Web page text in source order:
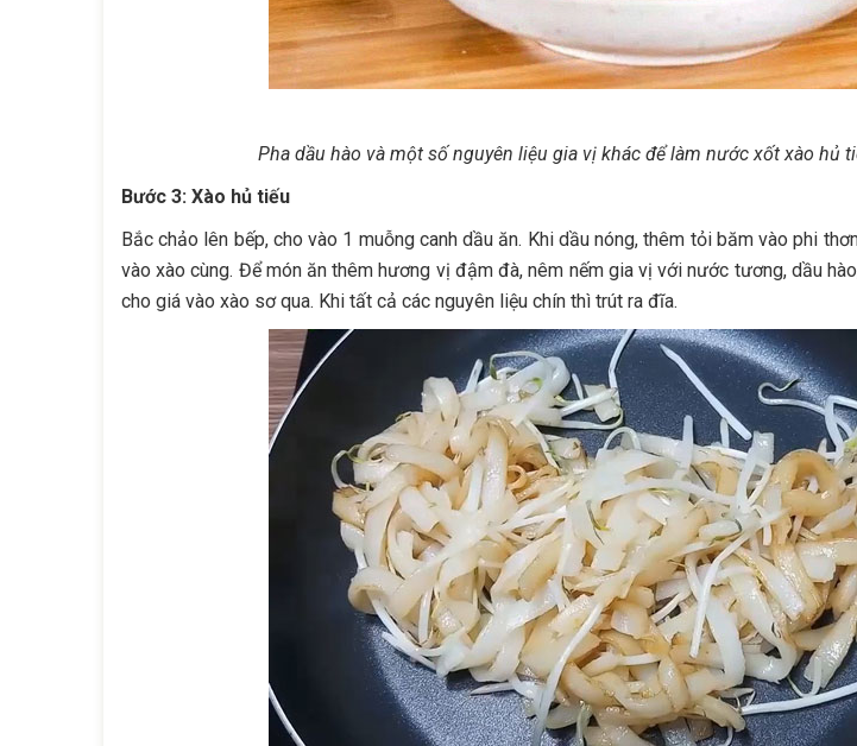
Pha dầu hào và một số nguyên liệu gia vị khác để làm nước xốt xào hủ
Bước 3: Xào hủ tiếu
Bắc chảo lên bếp, cho vào 1 muỗng canh dầu ăn. Khi dầu nóng, thêm tỏi băm vào phi
vào xào cùng. Để món ăn thêm hương vị đậm đà, nêm nếm gia vị với nước tương, dầu
cho giá vào xào sơ qua. Khi tất cả các nguyên liệu chín thì trút ra đĩa.